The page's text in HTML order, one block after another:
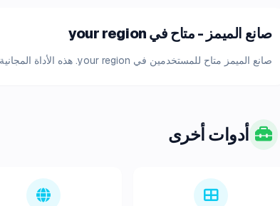
صانع الميمز - متاح في your region
صانع الميمز متاح للمستخدمين في your region. هذه الأداة المجانية تعمل مباشرة في متصفحك. انضم إلى آلاف المستخدمين الراضين من your region.
أدوات أخرى